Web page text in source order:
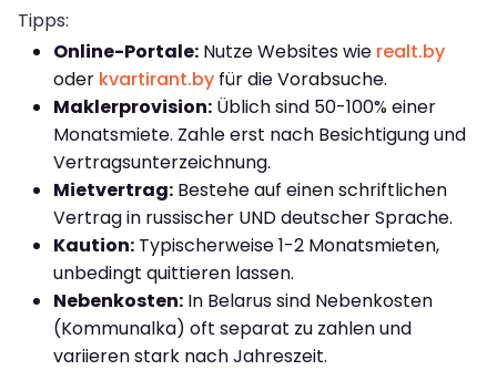
Tipps:
Online-Portale: Nutze Websites wie realt.by
oder kvartirant.by für die Vorabsuche.
Maklerprovision: Üblich sind 50-100% einer
Monatsmiete. Zahle erst nach Besichtigung und
Vertragsunterzeichnung.
Mietvertrag: Bestehe auf einen schriftlichen
Vertrag in russischer UND deutscher Sprache.
Kaution: Typischerweise 1-2 Monatsmieten,
unbedingt quittieren lassen.
Nebenkosten: In Belarus sind Nebenkosten
(Kommunalka) oft separat zu zahlen und
variieren stark nach Jahreszeit.